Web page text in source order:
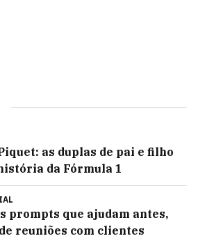
as duplas de pai e filho
da Fórmula 1
prompts que ajudam antes,
reuniões com clientes